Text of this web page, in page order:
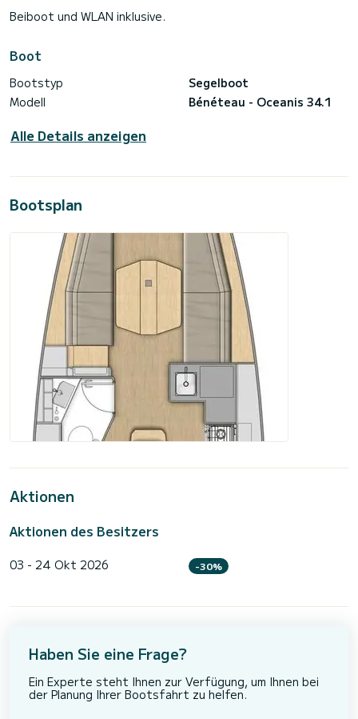
Beiboot und WLAN inklusive.
Boot
Bootstyp
Segelboot
Modell
Bénéteau - Oceanis 34.1
Alle Details anzeigen
Bootsplan
Aktionen
Aktionen des Besitzers
03 - 24 Okt 2026 -30%
Haben Sie eine Frage?
Ein Experte steht Ihnen zur Verfügung, um Ihnen bei
der Planung Ihrer Bootsfahrt zu helfen.